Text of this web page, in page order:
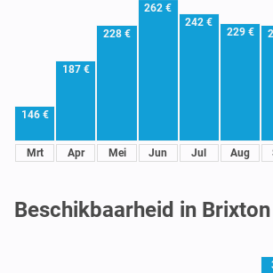
146 €
Mrt
187 €
Apr
228 €
Mei
262 €
Jun
242 €
Jul
229 €
Aug
Beschikbaarheid in Brixton